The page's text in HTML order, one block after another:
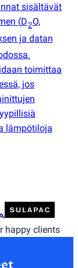
sisältävät
(D2O,
ja datan
toimittaa
jos
lämpötiloja
happy clients